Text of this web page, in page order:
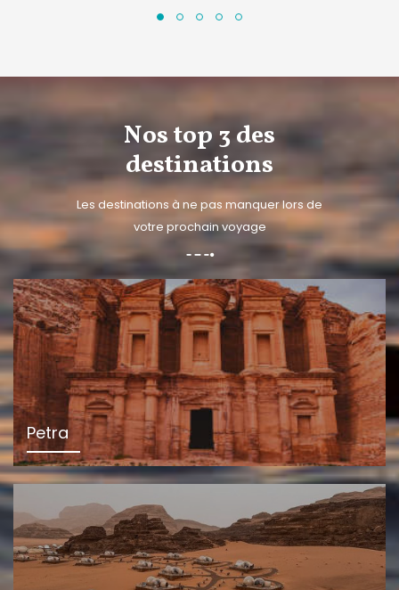
Nos top 3 des
destinations
Les destinations à ne pas manquer lors de
votre prochain voyage
Petra